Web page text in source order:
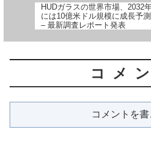
HUDガラスの世界市場、2032
には10億米ドル規模に成長予測
– 最新調査レポート発表
コメ
コメントを